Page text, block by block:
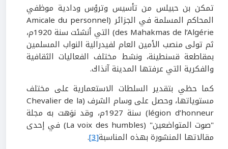
تمكن بن حبيلس من تأسيس وترؤس ودادية موظفي
المحاكم المسلمة في الجزائر (Amicale du personnel
des Mahakmas de l’Algérie) التي أنشئت سنة 1920م،
ثم تولى منصب الأمين العام لفيدرالية النواب المسلمين
بمقاطعة قسنطينة، ونشط مختلف الفعاليات الثقافية
والفكرية التي عرفتها المدينة آنذاك.
كما حظي بتقدير السلطات الاستعمارية على مختلف
مستوياتها، وحصل على وسام الشرف (Chevalier de la
légion d’honneur) سنة 1927م، وقد نوَهت به مجلة
"صوت المتواضعين" (La voix des humbles) في إحدى
مقالاتها المنشورة بهذه المناسبة[3]
.